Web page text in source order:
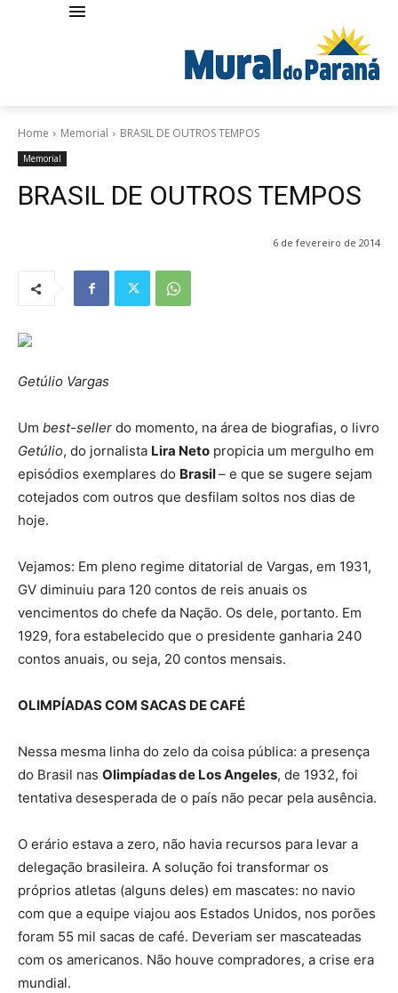
Home Memorial BRASIL DE OUTROS TEMPOS
Memorial
BRASIL DE OUTROS TEMPOS
6 de fevereiro de 2014
Getúlio Vargas
Um best-seller do momento, na área de biografias, o livro
Getúlio, do jornalista Lira Neto propicia um mergulho em
episódios exemplares do Brasil– e que se sugere sejam
cotejados com outros que desfilam soltos nos dias de
hoje.
Vejamos: Em pleno regime ditatorial de Vargas, em 1931,
GV diminuiu para 120 contos de reis anuais os
vencimentos do chefe da Nação. Os dele, portanto. Em
1929, fora estabelecido que o presidente ganharia 240
contos anuais, ou seja, 20 contos mensais.
OLIMPÍADAS COM SACAS DE CAFÉ
Nessa mesma linha do zelo da coisa pública: a presença
do Brasil nas Olimpíadas de Los Angeles, de 1932, foi
tentativa desesperada de o país não pecar pela ausência.
O erário estava a zero, não havia recursos para levar a
delegação brasileira. A solução foi transformar os
próprios atletas (alguns deles) em mascates: no navio
com que a equipe viajou aos Estados Unidos, nos porões
foram 55 mil sacas de café. Deveriam ser mascateadas
com os americanos. Não houve compradores, a crise era
mundial.